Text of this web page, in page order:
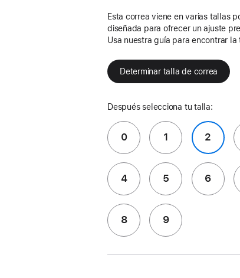
Esta correa viene en varias tallas
diseñada para ofrecer un ajuste
Usa nuestra guía para encontrar la
Determinar talla de correa
Después selecciona tu talla:
0 1 2
4 5 6
8 9